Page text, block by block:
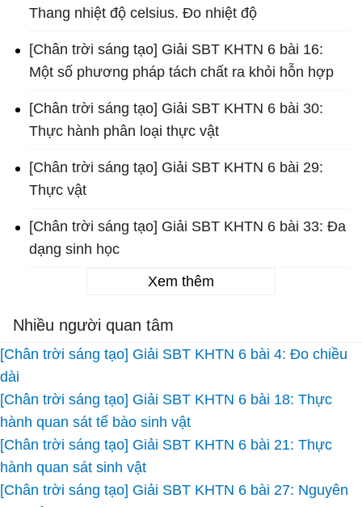
Thang nhiệt độ celsius. Đo nhiệt độ
[Chân trời sáng tạo] Giải SBT KHTN 6 bài 16:
Một số phương pháp tách chất ra khỏi hỗn hợp
[Chân trời sáng tạo] Giải SBT KHTN 6 bài 30:
Thực hành phân loại thực vật
[Chân trời sáng tạo] Giải SBT KHTN 6 bài 29:
Thực vật
[Chân trời sáng tạo] Giải SBT KHTN 6 bài 33: Đa
dạng sinh học
Xem thêm
Nhiều người quan tâm
[Chân trời sáng tạo] Giải SBT KHTN 6 bài 4: Đo chiều
dài
[Chân trời sáng tạo] Giải SBT KHTN 6 bài 18: Thực
hành quan sát tế bào sinh vật
[Chân trời sáng tạo] Giải SBT KHTN 6 bài 21: Thực
hành quan sát sinh vật
[Chân trời sáng tạo] Giải SBT KHTN 6 bài 27: Nguyên